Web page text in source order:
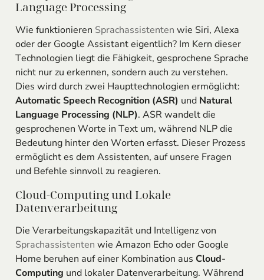
Language Processing
Wie funktionieren Sprachassistenten wie Siri, Alexa
oder der Google Assistant eigentlich? Im Kern dieser
Technologien liegt die Fähigkeit, gesprochene Sprache
nicht nur zu erkennen, sondern auch zu verstehen.
Dies wird durch zwei Haupttechnologien ermöglicht:
Automatic Speech Recognition (ASR) und Natural
Language Processing (NLP). ASR wandelt die
gesprochenen Worte in Text um, während NLP die
Bedeutung hinter den Worten erfasst. Dieser Prozess
ermöglicht es dem Assistenten, auf unsere Fragen
und Befehle sinnvoll zu reagieren.
Cloud-Computing und Lokale
Datenverarbeitung
Die Verarbeitungskapazität und Intelligenz von
Sprachassistenten wie Amazon Echo oder Google
Home beruhen auf einer Kombination aus Cloud-
Computing und lokaler Datenverarbeitung. Während